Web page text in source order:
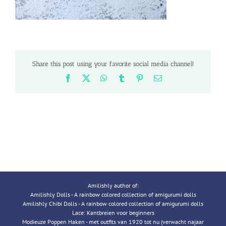
Share this post using your favorite social media channel!
Facebook WhatsApp
Tumblr PinterestEmail
Amilishly author of:
Amilishly Dolls - A rainbow colored collection of amigurumi dolls
Amilishly Chibi Dolls - A rainbow colored collection of amigurumi dolls
Lace: Kantbreien voor beginners
Modieuze Poppen Haken - met outfits van 1920 tot nu (verwacht najaar